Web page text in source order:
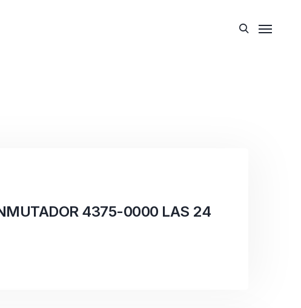
4375-0000 LAS 24